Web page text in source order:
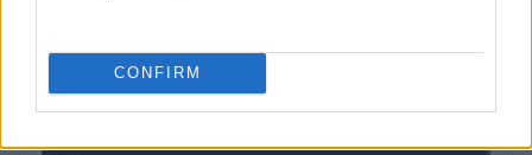
CONFIRM